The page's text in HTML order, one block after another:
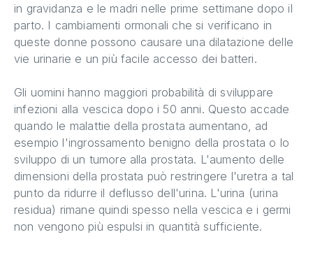
in gravidanza e le madri nelle prime settimane dopo il
parto. I cambiamenti ormonali che si verificano in
queste donne possono causare una dilatazione delle
vie urinarie e un più facile accesso dei batteri.
Gli uomini hanno maggiori probabilità di sviluppare
infezioni alla vescica dopo i 50 anni. Questo accade
quando le malattie della prostata aumentano, ad
esempio l'ingrossamento benigno della prostata o lo
sviluppo di un tumore alla prostata. L'aumento delle
dimensioni della prostata può restringere l'uretra a tal
punto da ridurre il deflusso dell'urina. L'urina (urina
residua) rimane quindi spesso nella vescica e i germi
non vengono più espulsi in quantità sufficiente.